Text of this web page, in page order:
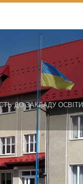
ДО ЗАКЛАДУ ОСВІТИ